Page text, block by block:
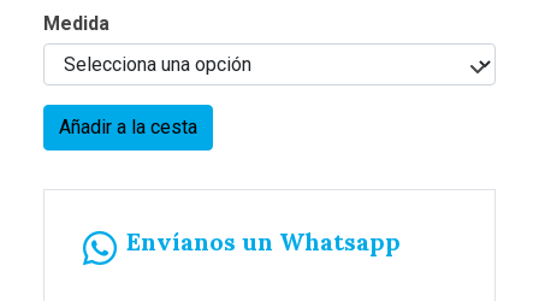
Medida
Añadir a la cesta
Envíanos un Whatsapp